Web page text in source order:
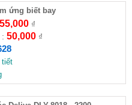
ứng biết bay
55,000₫
50,000₫